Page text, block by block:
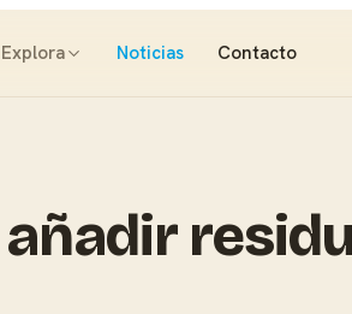
Explora Noticias Contacto